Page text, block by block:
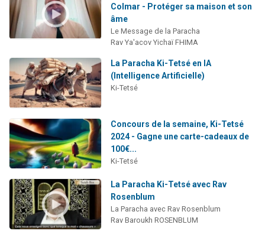
Colmar - Protéger sa maison et son
âme
Le Message de la Paracha
Rav Ya'acov Yichaï FHIMA
La Paracha Ki-Tetsé en IA
(Intelligence Artificielle)
Ki-Tetsé
Concours de la semaine, Ki-Tetsé
2024 - Gagne une carte-cadeaux de
100€...
Ki-Tetsé
La Paracha Ki-Tetsé avec Rav
Rosenblum
La Paracha avec Rav Rosenblum
Rav Baroukh ROSENBLUM